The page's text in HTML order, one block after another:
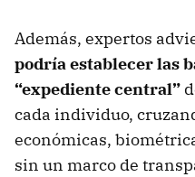
Además, expertos
podría establecer las
“expediente central”
cada individuo,
económicas,
sin un marco de